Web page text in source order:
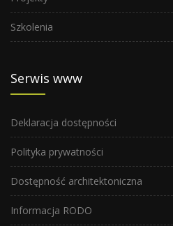
Szkolenia
Serwis www
Deklaracja dostępności
Polityka prywatności
Dostępność architektoniczna
Informacja RODO